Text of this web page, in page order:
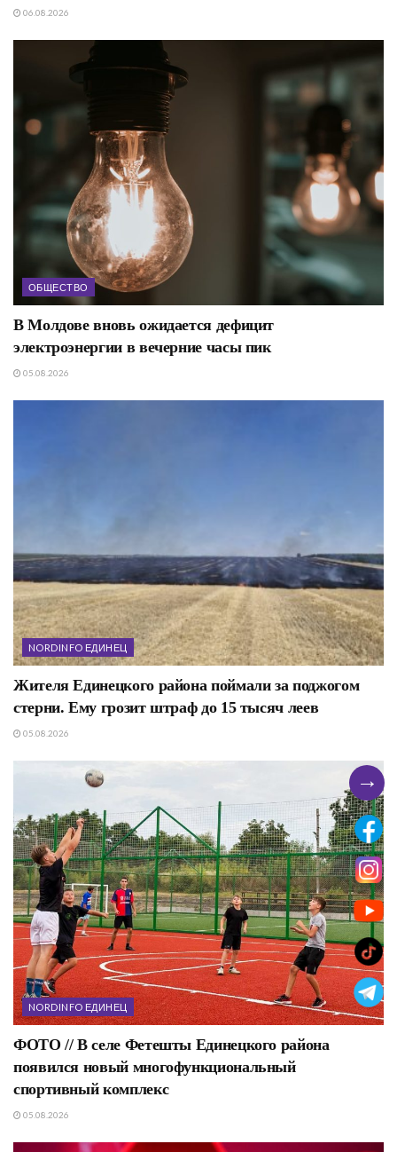
06.08.2026
ОБЩЕСТВО
В Молдове вновь ожидается дефицит
электроэнергии в вечерние часы пик
05.08.2026
NORDINFO ЕДИНЕЦ
Жителя Единецкого района поймали за поджогом
стерни. Ему грозит штраф до 15 тысяч леев
05.08.2026
NORDINFO ЕДИНЕЦ
ФОТО // В селе Фетешты Единецкого района
появился новый многофункциональный
спортивный комплекс
05.08.2026
→